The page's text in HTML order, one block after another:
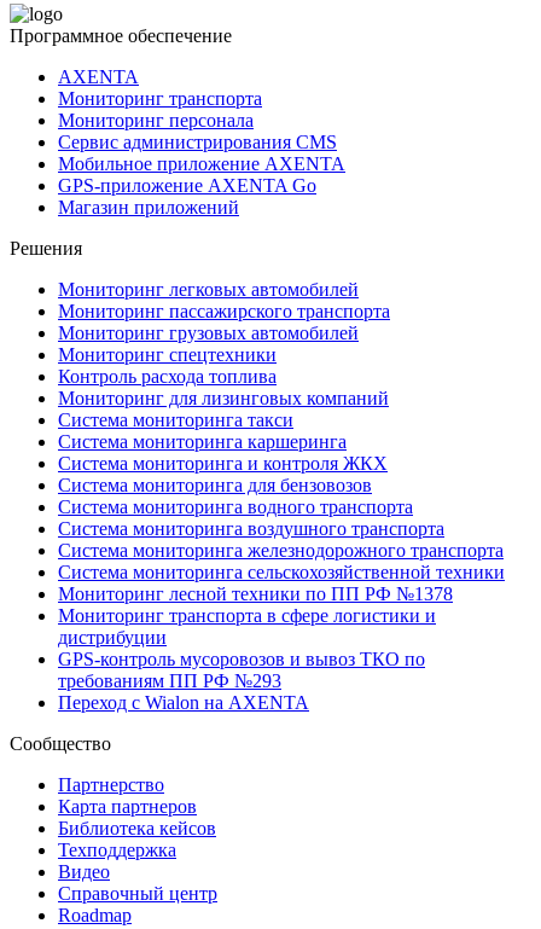
Программное обеспечение
AXENTA
Мониторинг транспорта
Мониторинг персонала
Сервис администрирования CMS
Мобильное приложение AXENTA
GPS-приложение AXENTA Go
Магазин приложений
Решения
Мониторинг легковых автомобилей
Мониторинг пассажирского транспорта
Мониторинг грузовых автомобилей
Мониторинг спецтехники
Контроль расхода топлива
Мониторинг для лизинговых компаний
Система мониторинга такси
Система мониторинга каршеринга
Система мониторинга и контроля ЖКХ
Система мониторинга для бензовозов
Система мониторинга водного транспорта
Система мониторинга воздушного транспорта
Система мониторинга железнодорожного транспорта
Система мониторинга сельскохозяйственной техники
Мониторинг лесной техники по ПП РФ №1378
Мониторинг транспорта в сфере логистики и
дистрибуции
GPS-контроль мусоровозов и вывоз ТКО по
требованиям ПП РФ №293
Переход с Wialon на AXENTA
Сообщество
Партнерство
Карта партнеров
Библиотека кейсов
Техподдержка
Видео
Справочный центр
Roadmap